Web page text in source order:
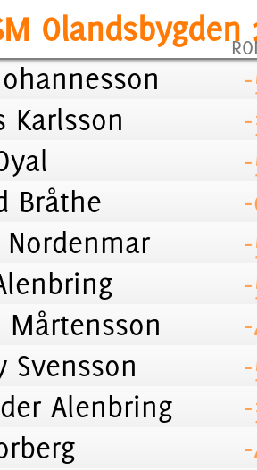
Karlsson
Bråthe
Mårtensson
Svensson
Alenbring
Olandsbygden